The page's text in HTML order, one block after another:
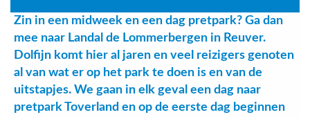
Zin in een midweek en een dag pretpark? Ga dan
mee naar Landal de Lommerbergen in Reuver.
Dolfijn komt hier al jaren en veel reizigers genoten
al van wat er op het park te doen is en van de
uitstapjes. We gaan in elk geval een dag naar
pretpark Toverland en op de eerste dag beginnen